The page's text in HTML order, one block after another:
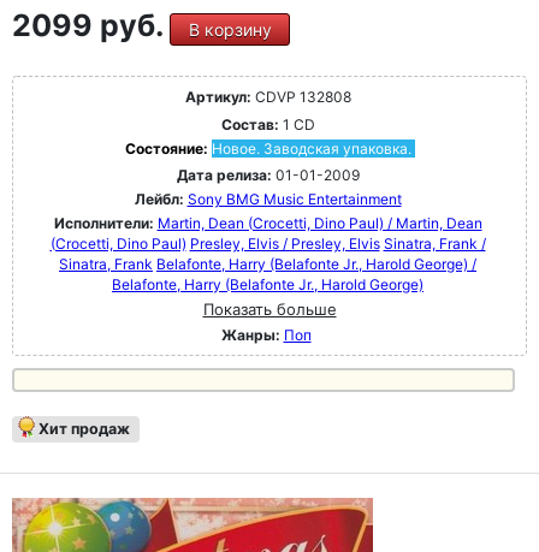
2099 руб. В корзину
Артикул: CDVP 132808
Состав: 1 CD
Состояние: Новое. Заводская упаковка.
Дата релиза: 01-01-2009
Лейбл: Sony BMG Music Entertainment
Исполнители: Martin, Dean (Crocetti, Dino Paul) / Martin, Dean
(Crocetti, Dino Paul) Presley, Elvis / Presley, Elvis Sinatra, Frank /
Sinatra, Frank Belafonte, Harry (Belafonte Jr., Harold George) /
Belafonte, Harry (Belafonte Jr., Harold George)
Показать больше
Жанры: Поп
Хит продаж